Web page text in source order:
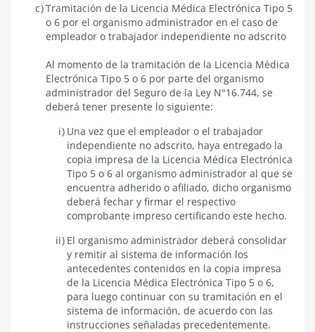
Tramitación de la Licencia Médica Electrónica Tipo 5
o 6 por el organismo administrador en el caso de
empleador o trabajador independiente no adscrito
Al momento de la tramitación de la Licencia Médica
Electrónica Tipo 5 o 6 por parte del organismo
administrador del Seguro de la Ley N°16.744, se
deberá tener presente lo siguiente:
Una vez que el empleador o el trabajador
independiente no adscrito, haya entregado la
copia impresa de la Licencia Médica Electrónica
Tipo 5 o 6 al organismo administrador al que se
encuentra adherido o afiliado, dicho organismo
deberá fechar y firmar el respectivo
comprobante impreso certificando este hecho.
El organismo administrador deberá consolidar
y remitir al sistema de información los
antecedentes contenidos en la copia impresa
de la Licencia Médica Electrónica Tipo 5 o 6,
para luego continuar con su tramitación en el
sistema de información, de acuerdo con las
instrucciones señaladas precedentemente.